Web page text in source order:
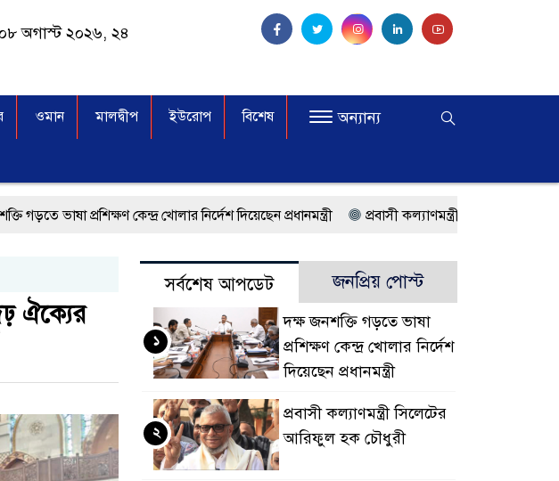
অগাস্ট ২০২৬, ২৪
ওমান মালদ্বীপ ইউরোপ বিশেষ অন্যান্য
প্রশিক্ষণ কেন্দ্র খোলার নির্দেশ দিয়েছেন প্রধানমন্ত্রী প্রবাসী কল্যাণমন্ত্রী সিলেটের আরিফুল হক চৌধুরী
ভুয়া ভিসায় আটকের তালিকার শীর্ষে বাংলাদেশিরা মালয়েশিয়ায় নথি জালিয়াতির অভিযোগে ৫
অভিযানে বাংলাদেশিসহ ৭৭০ অভিবাসী আটক ফেব্রুয়ারিতে নির্বাচন হবে বলে মনে হচ্ছে না,
ভোটাধিকার নিশ্চিতে কাজ করছে সরকার মালয়েশিয়ায় ড. মুহাম্মদ ইউনূসকে লাল গালিচা সংবর্ধনা
ঐক্যের
সর্বশেষ আপডেট জনপ্রিয় পোস্ট
দক্ষ জনশক্তি গড়তে ভাষা
প্রশিক্ষণ কেন্দ্র খোলার নির্দেশ
দিয়েছেন প্রধানমন্ত্রী
১
প্রবাসী কল্যাণমন্ত্রী সিলেটের
আরিফুল হক চৌধুরী
২